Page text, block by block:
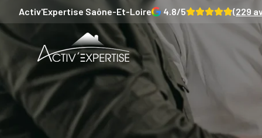
Activ'Expertise Saône-Et-Loire 4.8/5 (229